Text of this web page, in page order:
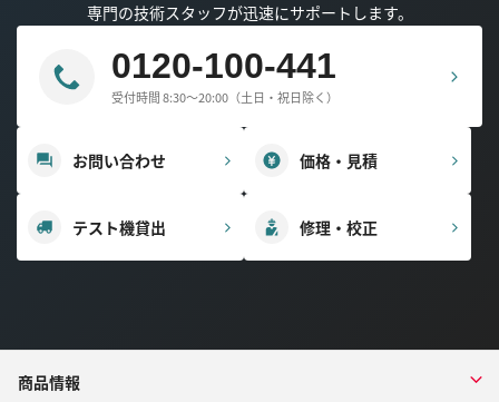
専門の技術スタッフが迅速にサポートします。
0120-100-441
受付時間 8:30～20:00（土日・祝日除く）
お問い合わせ 価格・見積
テスト機貸出 修理・校正
商品情報